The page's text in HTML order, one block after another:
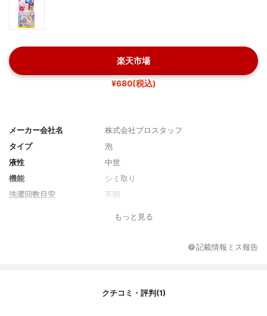
楽天市場
¥680(税込)
メーカー会社名
株式会社プロスタッフ
タイプ
泡
液性
中世
機能
シミ取り
洗濯回数目安
不明
もっと見る
記載情報ミス報告
クチコミ・評判(1)